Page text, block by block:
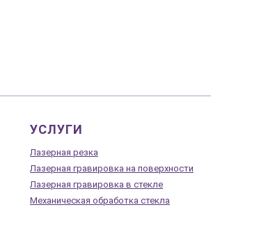
УСЛУГИ
Лазерная резка
Лазерная гравировка на поверхности
Лазерная гравировка в стекле
Механическая обработка стекла